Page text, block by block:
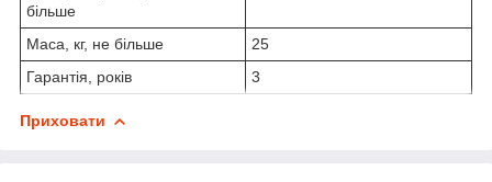
більше
Маса, кг, не більше
25
Гарантія, років
3
Приховати